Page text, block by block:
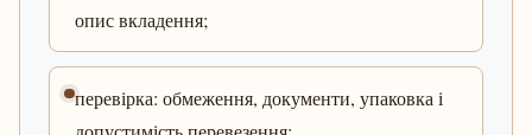
опис вкладення;
перевірка: обмеження, документи, упаковка і